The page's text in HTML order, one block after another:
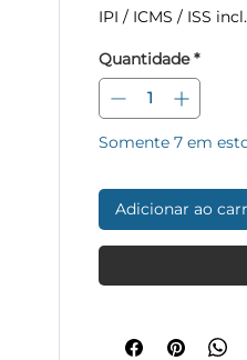
IPI / ICMS / ISS incl.
Quantidade *
Somente 7 em
Adicionar ao